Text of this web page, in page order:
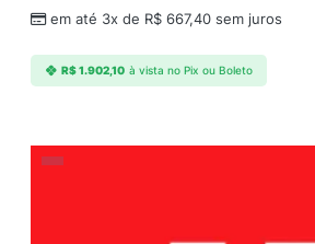
em até 3x de R$ 667,40 sem juros
R$1.902,10 à vista no Pix ou Boleto